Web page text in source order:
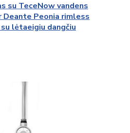
vandens
lėtaeigiu dangčiu